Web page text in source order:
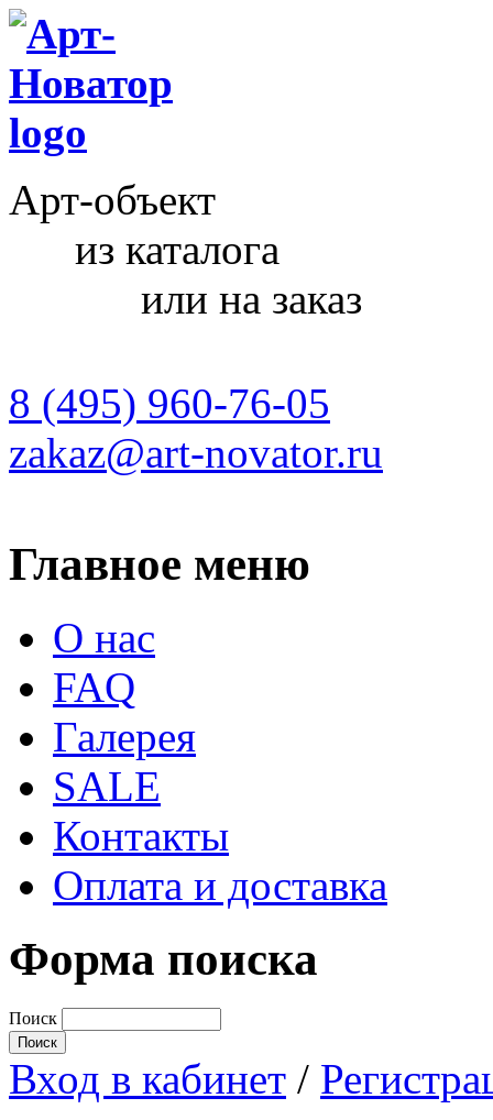
Арт-объект
из каталога
или на заказ
8 (495) 960-76-05
zakaz@art-novator.ru
Главное меню
О нас
FAQ
Галерея
SALE
Контакты
Оплата и доставка
Форма поиска
Поиск
Вход в кабинет /